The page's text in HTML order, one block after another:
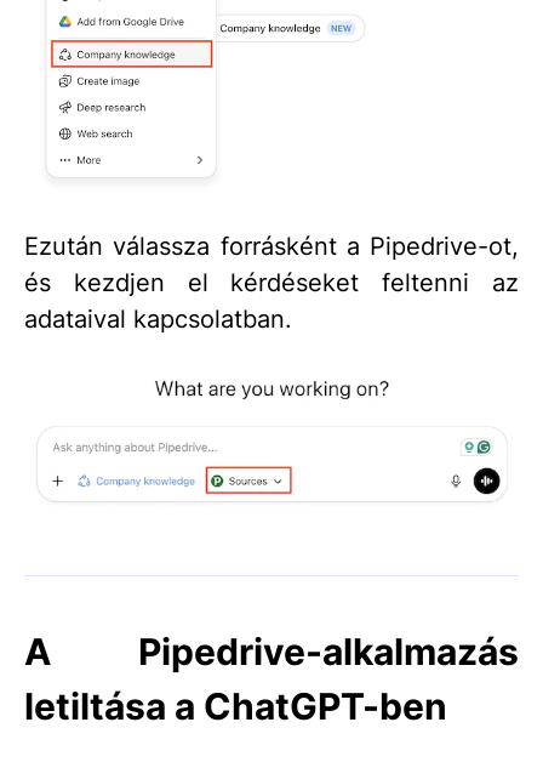
Ezután válassza forrásként a Pipedrive-ot,
és kezdjen el kérdéseket feltenni az
adataival kapcsolatban.
A Pipedrive-alkalmazás
letiltása a ChatGPT-ben